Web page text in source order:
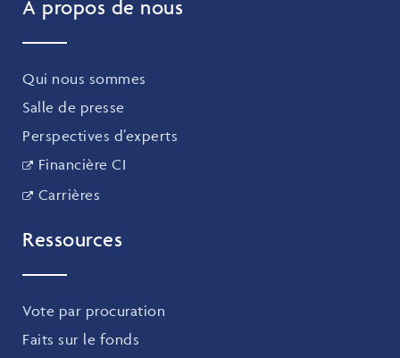
À propos de nous
Qui nous sommes
Salle de presse
Perspectives d’experts
Financière CI
Carrières
Ressources
Vote par procuration
Faits sur le fonds